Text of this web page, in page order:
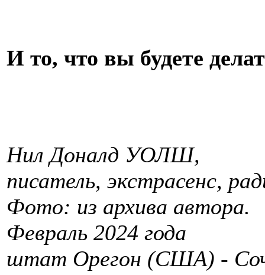
И то, что вы будете
Нил Доналд УОЛШ,
писатель, экстрасенс,
Фото: из архива автора.
Февраль 2024 года
штат Орегон (США) -